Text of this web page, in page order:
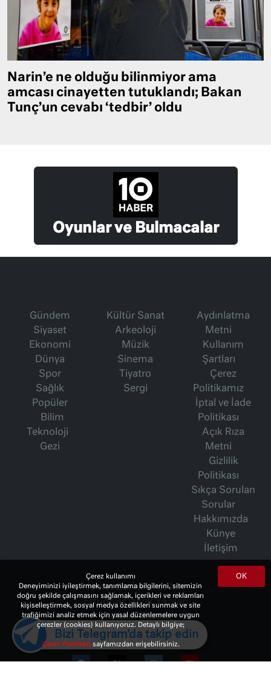
Narin’e ne olduğu bilinmiyor ama
amcası cinayetten tutuklandı; Bakan
Tunç’un cevabı ‘tedbir’ oldu
Oyunlar ve Bulmacalar
Gündem
Siyaset
Ekonomi
Dünya
Spor
Sağlık
Popüler
Bilim
Teknoloji
Gezi
Kültür Sanat
Arkeoloji
Müzik
Sinema
Tiyatro
Sergi
Aydınlatma
Metni
Kullanım
Şartları
Çerez
Politikamız
İptal ve İade
Politikası
Açık Rıza
Metni
Gizlilik
Politikası
Sıkça Sorulan
Sorular
Hakkımızda
Künye
İletişim
İsmet Berkan Yazıları
Ertuğrul Özkök Yazıları
Haftalık Gazete
OK
Çerez kullanımı
Deneyiminizi iyileştirmek, tanımlama bilgilerini, sitemizin
doğru şekilde çalışmasını sağlamak, içerikleri ve reklamları
kişiselleştirmek, sosyal medya özellikleri sunmak ve site
trafiğimizi analiz etmek için yasal düzenlemelere uygun
çerezler (cookies) kullanıyoruz. Detaylı bilgiye;
Çerez Politikasısayfamızdan erişebilirsiniz.
Bizi Telegram'da takip edin